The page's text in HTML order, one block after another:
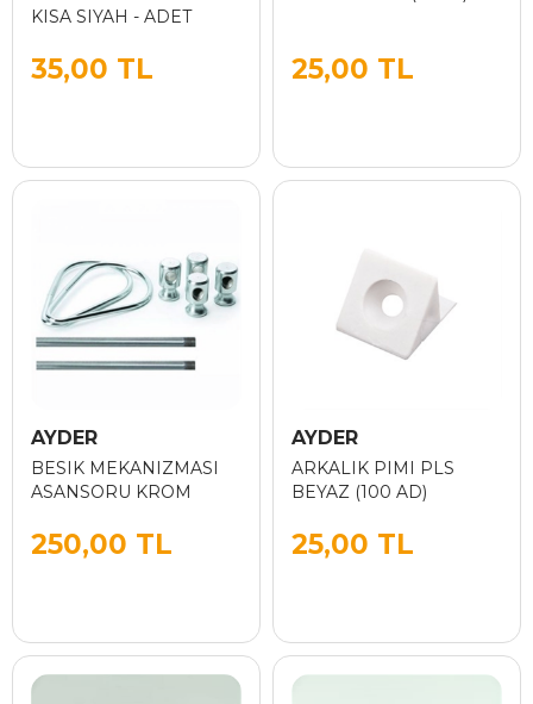
KISA SIYAH - ADET
35,00 TL 25,00 TL
AYDER
BESIK MEKANIZMASI
ASANSORU KROM
250,00 TL
AYDER
ARKALIK PIMI PLS
BEYAZ (100 AD)
25,00 TL